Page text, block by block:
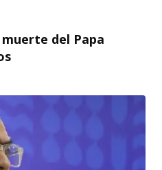
del Papa